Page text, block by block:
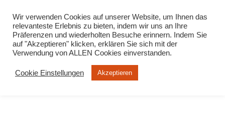
Wir verwenden Cookies auf unserer Website, um Ihnen das
relevanteste Erlebnis zu bieten, indem wir uns an Ihre
Präferenzen und wiederholten Besuche erinnern. Indem Sie
auf "Akzeptieren" klicken, erklären Sie sich mit der
Verwendung von ALLEN Cookies einverstanden.
Cookie Einstellungen Akzeptieren